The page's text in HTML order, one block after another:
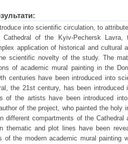
into scientific circulation, to
Cathedral of the Kyiv-Pechersk
application of historical and cultural
scientific novelty of the study. The
of academic mural painting in the
centuries have been introduced into
the 21st century, has been
of the artists have been introduced
of the project, who painted the holy
different compartments of the Cathedral
thematic and plot lines have been
of the modern academic mural